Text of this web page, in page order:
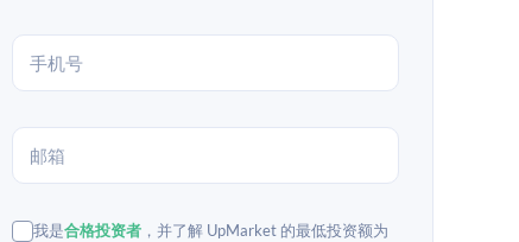
我是合格投资者 ，并了解 UpMarket 的最低投资额为